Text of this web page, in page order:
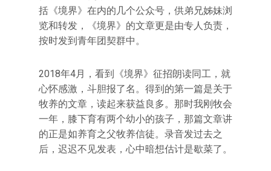
括《境界》在内的几个公众号，供弟兄姊妹浏
览和转发，《境界》的文章更是由专人负责，
按时发到青年团契群中。
2018年4月，看到《境界》征招朗读同工，就
心怀感激，斗胆报了名。得到的第一篇是关于
牧养的文章，读起来获益良多。那时我刚牧会
一年，膝下育有两个幼小的孩子，那篇文章讲
的正是如养育之父牧养信徒。录音发过去之
后，迟迟不见发表，心中暗想估计是歇菜了。